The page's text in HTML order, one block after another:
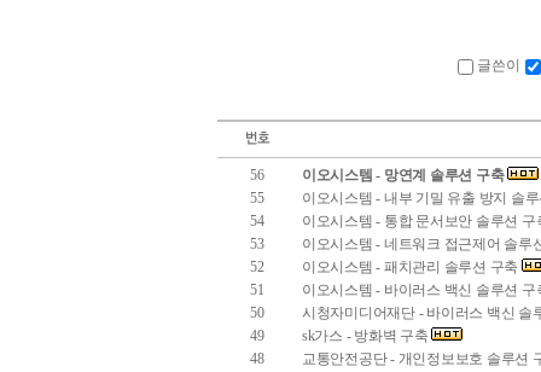
글쓴이
56
이오시스템 - 망연계 솔루션 구축
55
이오시스템 - 내부 기밀 유출 방지 솔
54
이오시스템 - 통합 문서보안 솔루션
53
이오시스템 - 네트워크 접근제어 솔루
52
이오시스템 - 패치관리 솔루션 구축
51
이오시스템 - 바이러스 백신 솔루션
50
시청자미디어재단 - 바이러스 백신 솔
49
sk가스 - 방화벽 구축
48
교통안전공단 - 개인정보보호 솔루션